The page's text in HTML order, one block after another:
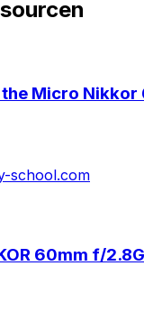
Micro
school.com
60mm f/